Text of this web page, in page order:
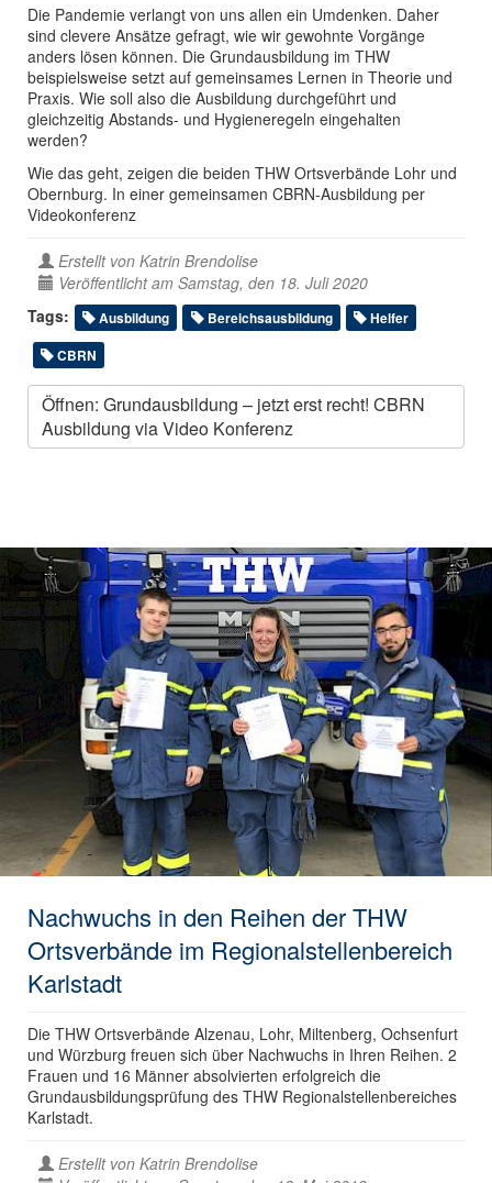
Die Pandemie verlangt von uns allen ein Umdenken. Daher
sind clevere Ansätze gefragt, wie wir gewohnte Vorgänge
anders lösen können. Die Grundausbildung im THW
beispielsweise setzt auf gemeinsames Lernen in Theorie und
Praxis. Wie soll also die Ausbildung durchgeführt und
gleichzeitig Abstands- und Hygieneregeln eingehalten
werden?
Wie das geht, zeigen die beiden THW Ortsverbände Lohr und
Obernburg. In einer gemeinsamen CBRN-Ausbildung per
Videokonferenz
Erstellt von Katrin Brendolise
Veröffentlicht am Samstag, den 18. Juli 2020
Tags:
Ausbildung Bereichsausbildung
Helfer
CBRN
Öffnen: Grundausbildung – jetzt erst recht! CBRN
Ausbildung via Video Konferenz
Nachwuchs in den Reihen der THW
Ortsverbände im Regionalstellenbereich
Karlstadt
Die THW Ortsverbände Alzenau, Lohr, Miltenberg, Ochsenfurt
und Würzburg freuen sich über Nachwuchs in Ihren Reihen. 2
Frauen und 16 Männer absolvierten erfolgreich die
Grundausbildungsprüfung des THW Regionalstellenbereiches
Karlstadt.
Erstellt von Katrin Brendolise